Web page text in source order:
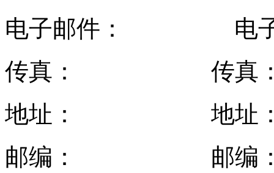
电子邮件： 电子
传真： 传真
地址： 地址
邮编： 邮编